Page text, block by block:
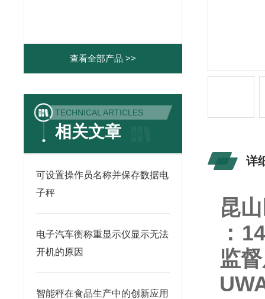
查看全部产品 >>
TECHNICAL ARTICLES
相关文章
可设置操作员名称并保存数据电
子秤
电子汽车衡称重显示仪显示无法
开机的原因
智能秤在食品生产中的创新应用
详
昆山
：
监